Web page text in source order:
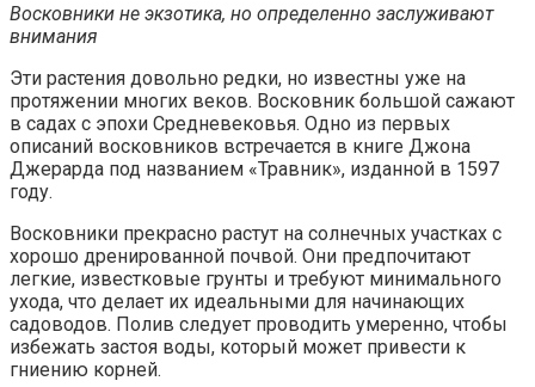
Восковники не экзотика, но определенно заслуживают
внимания
Эти растения довольно редки, но известны уже на
протяжении многих веков. Восковник большой сажают
в садах с эпохи Средневековья. Одно из первых
описаний восковников встречается в книге Джона
Джерарда под названием «Травник», изданной в 1597
году.
Восковники прекрасно растут на солнечных участках с
хорошо дренированной почвой. Они предпочитают
легкие, известковые грунты и требуют минимального
ухода, что делает их идеальными для начинающих
садоводов. Полив следует проводить умеренно, чтобы
избежать застоя воды, который может привести к
гниению корней.